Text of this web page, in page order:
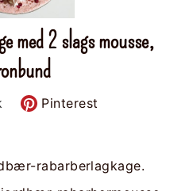
med 2 slags mousse,
Pinterest
rabarberlagkage.